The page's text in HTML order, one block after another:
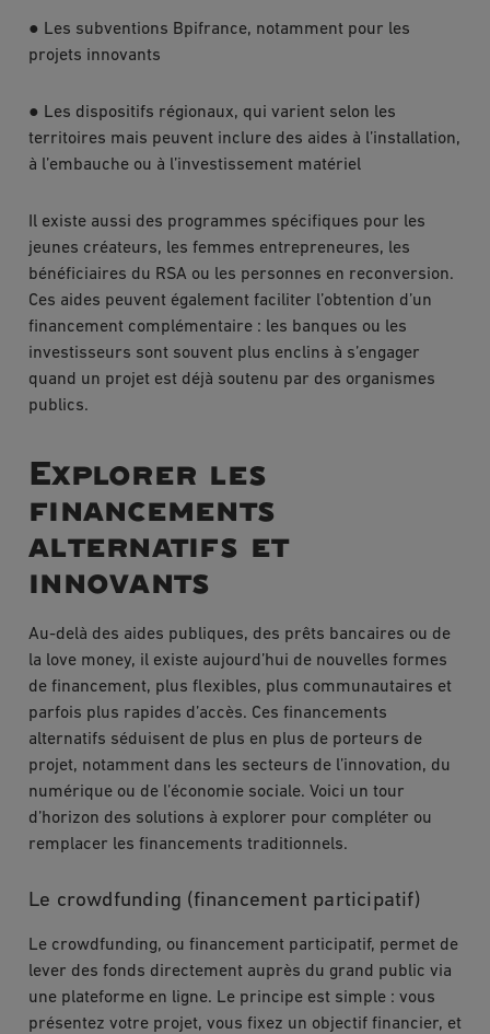
● Les subventions Bpifrance, notamment pour les
projets innovants
● Les dispositifs régionaux, qui varient selon les
territoires mais peuvent inclure des aides à l’installation,
à l’embauche ou à l’investissement matériel
Il existe aussi des programmes spécifiques pour les
jeunes créateurs, les femmes entrepreneures, les
bénéficiaires du RSA ou les personnes en reconversion.
Ces aides peuvent également faciliter l’obtention d’un
financement complémentaire : les banques ou les
investisseurs sont souvent plus enclins à s’engager
quand un projet est déjà soutenu par des organismes
publics.
Explorer les
financements
alternatifs et
innovants
Au-delà des aides publiques, des prêts bancaires ou de
la love money, il existe aujourd’hui de nouvelles formes
de financement, plus flexibles, plus communautaires et
parfois plus rapides d’accès. Ces financements
alternatifs séduisent de plus en plus de porteurs de
projet, notamment dans les secteurs de l’innovation, du
numérique ou de l’économie sociale. Voici un tour
d’horizon des solutions à explorer pour compléter ou
remplacer les financements traditionnels.
Le crowdfunding (financement participatif)
Le crowdfunding, ou financement participatif, permet de
lever des fonds directement auprès du grand public via
une plateforme en ligne. Le principe est simple : vous
présentez votre projet, vous fixez un objectif financier, et